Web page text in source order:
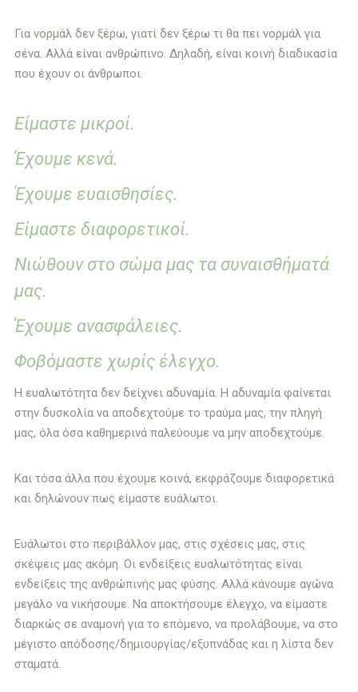
Για νορμάλ δεν ξέρω, γιατί δεν ξέρω τι θα πει νορμάλ για
σένα. Αλλά είναι ανθρώπινο. Δηλαδή, είναι κοινή διαδικασία
που έχουν οι άνθρωποι.
Είμαστε μικροί.
Έχουμε κενά.
Έχουμε ευαισθησίες.
Είμαστε διαφορετικοί.
Νιώθουν στο σώμα μας τα συναισθήματά
μας.
Έχουμε ανασφάλειες.
Φοβόμαστε χωρίς έλεγχο.
Η ευαλωτότητα δεν δείχνει αδυναμία. Η αδυναμία φαίνεται
στην δυσκολία να αποδεχτούμε το τραύμα μας, την πληγή
μας, όλα όσα καθημερινά παλεύουμε να μην αποδεχτούμε.
Και τόσα άλλα που έχουμε κοινά, εκφράζουμε διαφορετικά
και δηλώνουν πως είμαστε ευάλωτοι.
Ευάλωτοι στο περιβάλλον μας, στις σχέσεις μας, στις
σκέψεις μας ακόμη. Οι ενδείξεις ευαλωτότητας είναι
ενδείξεις της ανθρώπινής μας φύσης. Αλλά κάνουμε αγώνα
μεγάλο να νικήσουμε. Να αποκτήσουμε έλεγχο, να είμαστε
διαρκώς σε αναμονή για το επόμενο, να προλάβουμε, να στο
μέγιστο απόδοσης/δημιουργίας/εξυπνάδας και η λίστα δεν
σταματά.